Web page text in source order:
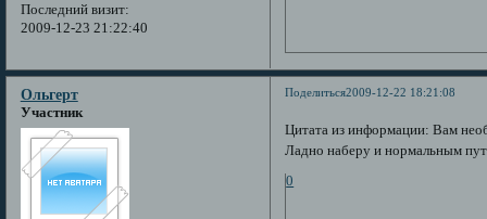
Последний визит:
2009-12-23 21:22:40
Поделиться2009-12-22 18:21:08
Ольгерт
Участник
Цитата из информации: Вам
Ладно наберу и нормальным
0